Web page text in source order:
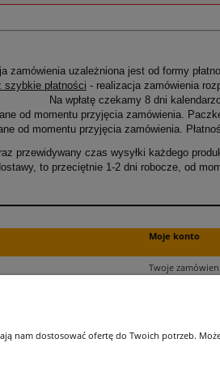
zamówienia uzależniona jest od formy
płatności - realizacja zamówienia
Na wpłatę czekamy 8 dni
od momentu przyjęcia zamówienia.
od momentu przyjęcia zamówienia.
przewidywany czas wysyłki każdego
to przeciętnie 1-2 dni robocze, od
Moje konto
Twoje
nam dostosować ofertę do Twoich potrzeb.